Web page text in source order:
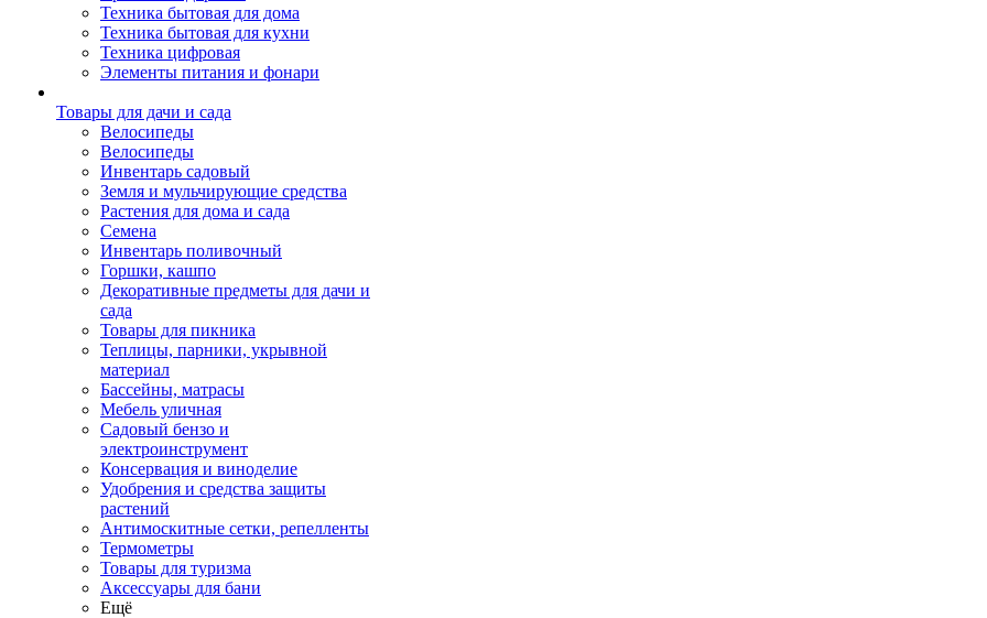
Техника бытовая для дома
Техника бытовая для кухни
Техника цифровая
Элементы питания и фонари
Товары для дачи и сада
Велосипеды
Велосипеды
Инвентарь садовый
Земля и мульчирующие средства
Растения для дома и сада
Семена
Инвентарь поливочный
Горшки, кашпо
Декоративные предметы для дачи и
сада
Товары для пикника
Теплицы, парники, укрывной
материал
Бассейны, матрасы
Мебель уличная
Садовый бензо и
электроинструмент
Консервация и виноделие
Удобрения и средства защиты
растений
Антимоскитные сетки, репелленты
Термометры
Товары для туризма
Аксессуары для бани
Ещё